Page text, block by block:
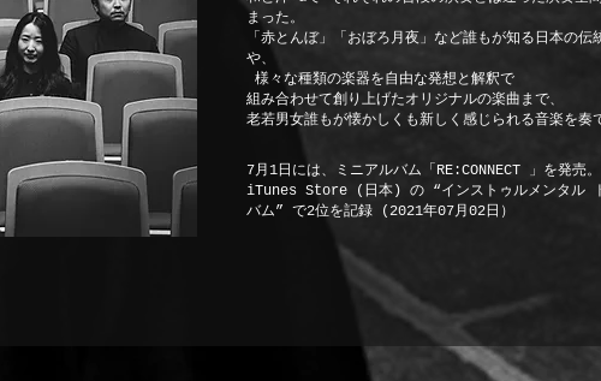
まった。
「赤とんぼ」「おぼろ月夜」など誰もが知る日本の伝
や、
様々な種類の楽器を自由な発想と解釈で
組み合わせて創り上げたオリジナルの楽曲まで、
老若男女誰もが懐かしくも新しく感じられる音楽を奏
7月1日には、ミニアルバム「RE:CONNECT 」を発売。
iTunes Store (日本) の “インストゥルメンタル
バム” で2位を記録 (2021年07月02日）